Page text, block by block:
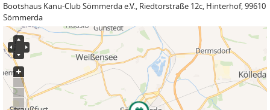
Bootshaus Kanu-Club Sömmerda e.V., Riedtorstraße 12c, Hinterhof, 99610
Sömmerda